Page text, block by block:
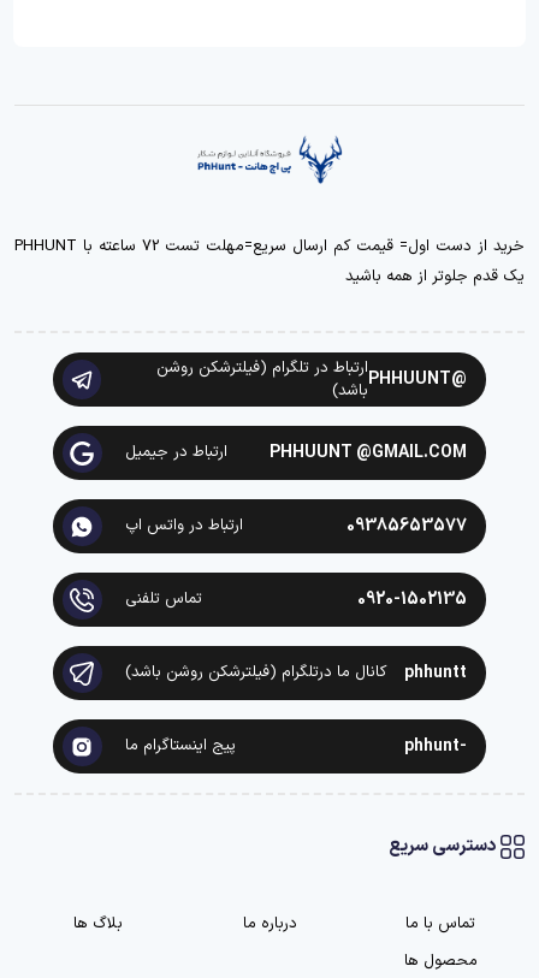
خرید از دست اول= قیمت کم ارسال سریع=مهلت تست 72 ساعته با PHHUNT
یک قدم جلوتر از همه باشید
@PHHUUNT
ارتباط در تلگرام (فیلترشکن روشن
باشد)
PHHUUNT @GMAIL.COM ارتباط در جیمیل
09385653577 ارتباط در واتس اپ
0920-1502135 تماس تلفنی
phhuntt کانال ما درتلگرام (فیلترشکن روشن باشد)
-phhunt پیج اینستاگرام ما
دسترسی سریع
تماس با ما درباره ما
بلاگ ها
محصول ها